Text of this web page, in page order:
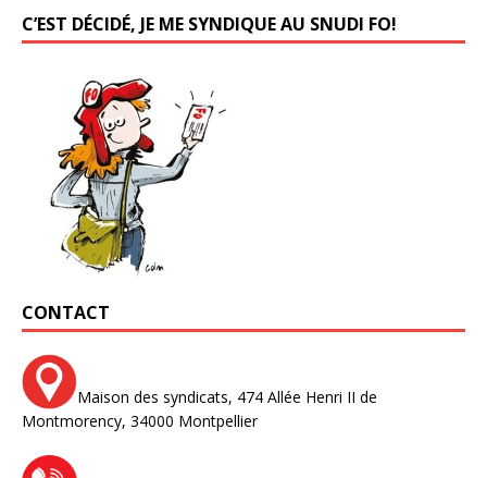
C’EST DÉCIDÉ, JE ME SYNDIQUE AU SNUDI FO!
CONTACT
Maison des syndicats, 474 Allée Henri II de
Montmorency, 34000 Montpellier